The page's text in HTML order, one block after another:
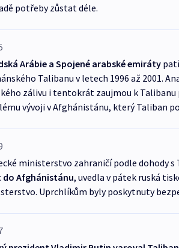
potřeby zůstat déle.
Arábie a Spojené arabské emiráty
Talibanu v letech 1996 až 2001.
zálivu i tentokrát zaujmou k
vývoji v Afghánistánu, který Taliban
ministerstvo zahraničí podle dohody s
do Afghánistánu, uvedla v pátek ruská
Uprchlíkům byly poskytnuty